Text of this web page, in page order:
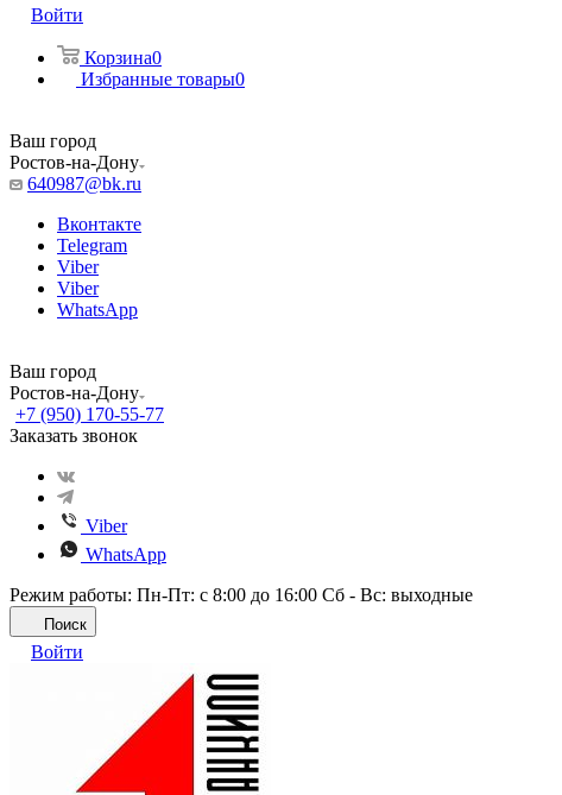
Войти
Корзина0
Избранные товары0
Ваш город
Ростов-на-Дону
640987@bk.ru
Вконтакте
Telegram
Viber
Viber
WhatsApp
Ваш город
Ростов-на-Дону
+7 (950) 170-55-77
Заказать звонок
Viber
WhatsApp
Режим работы: Пн-Пт: с 8:00 до 16:00 Сб - Вс: выходные
Поиск
Войти